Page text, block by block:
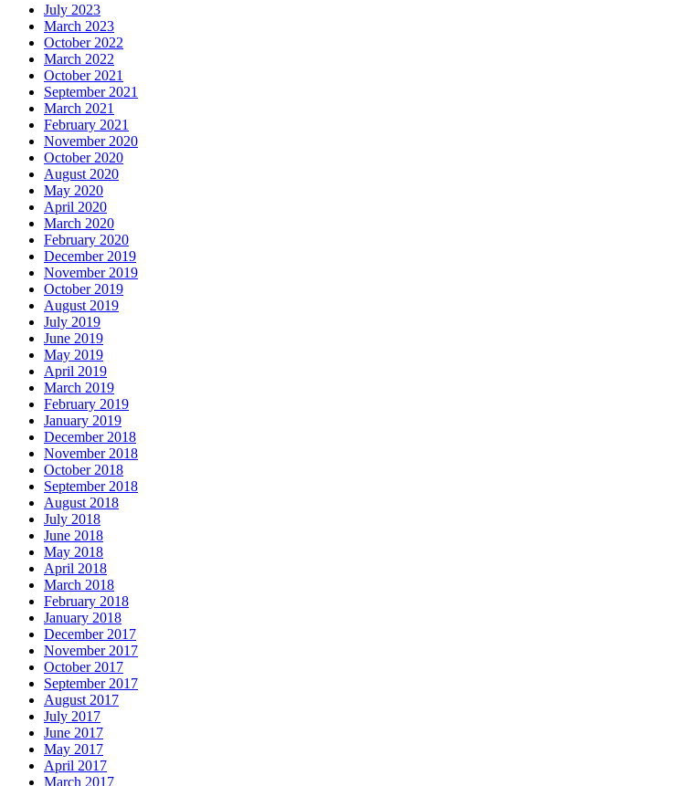
July 2023
March 2023
October 2022
March 2022
October 2021
September 2021
March 2021
February 2021
November 2020
October 2020
August 2020
May 2020
April 2020
March 2020
February 2020
December 2019
November 2019
October 2019
August 2019
July 2019
June 2019
May 2019
April 2019
March 2019
February 2019
January 2019
December 2018
November 2018
October 2018
September 2018
August 2018
July 2018
June 2018
May 2018
April 2018
March 2018
February 2018
January 2018
December 2017
November 2017
October 2017
September 2017
August 2017
July 2017
June 2017
May 2017
April 2017
March 2017